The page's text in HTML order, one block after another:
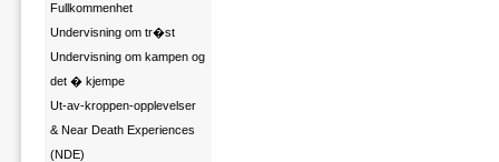
Fullkommenhet
Undervisning om tr�st
Undervisning om kampen og
det � kjempe
Ut-av-kroppen-opplevelser
& Near Death Experiences
(NDE)